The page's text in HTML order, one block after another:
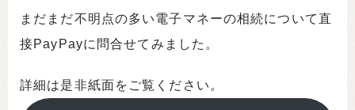
まだまだ不明点の多い電子マネーの相続について直
接PayPayに問合せてみました。
詳細は是非紙面をご覧ください。